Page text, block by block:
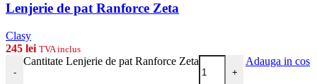
Lenjerie de pat Ranforce Zeta
Clasy
245 lei TVA inclus
-
Cantitate Lenjerie de pat Ranforce Zeta
+
Adauga in cos